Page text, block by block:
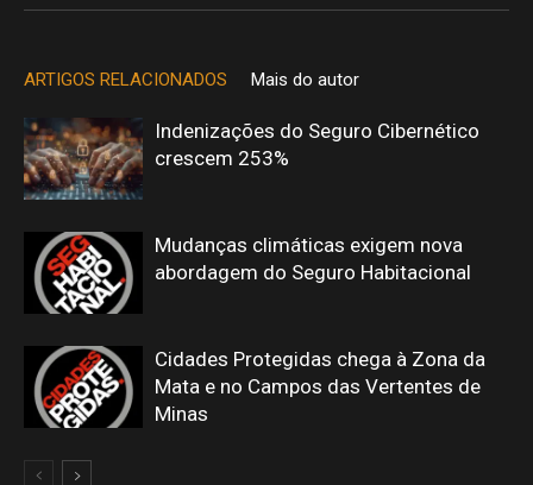
ARTIGOS RELACIONADOS Mais do autor
Indenizações do Seguro Cibernético
crescem 253%
Mudanças climáticas exigem nova
abordagem do Seguro Habitacional
Cidades Protegidas chega à Zona da
Mata e no Campos das Vertentes de
Minas